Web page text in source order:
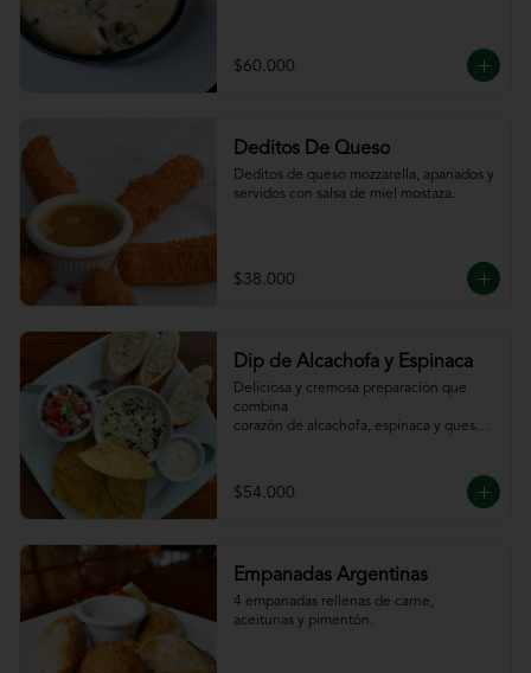
$60.000
Deditos De Queso
Deditos de queso mozzarella, apanados y
servidos con salsa de miel mostaza.
$38.000
Dip de Alcachofa y Espinaca
Deliciosa y cremosa preparación que
combina
corazón de alcachofa, espinaca y queso,
pan
de la casa
$54.000
Empanadas Argentinas
4 empanadas rellenas de carne,
aceitunas y pimentón.